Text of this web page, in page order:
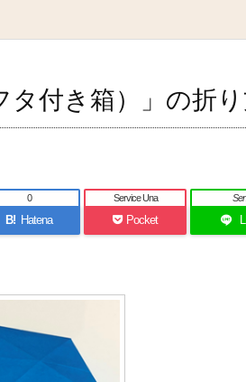
タ付き箱）」の折
B! Hatena
0
Pocket
Service Una